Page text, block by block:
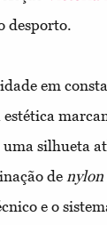
desporto.
em
silhueta
de nylon
e o